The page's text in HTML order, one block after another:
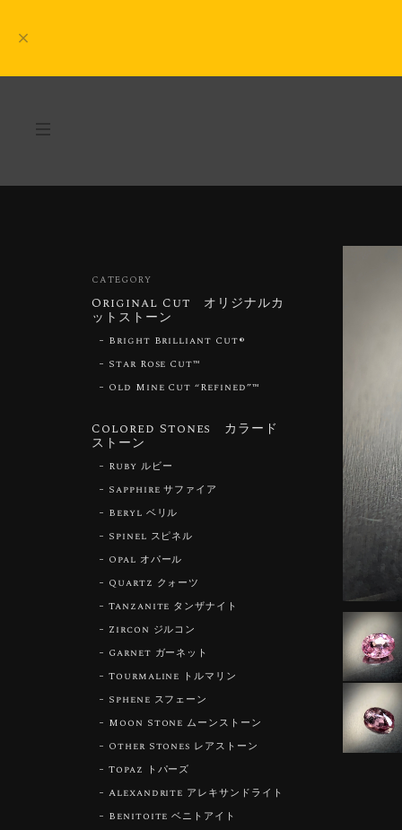
CATEGORY
Original Cut オリジナルカ
ットストーン
Bright Brilliant Cut®︎
Star Rose Cut™︎
Old Mine Cut “Refined”™︎
Colored Stones カラード
ストーン
Ruby ルビー
Sapphire サファイア
Beryl ベリル
Spinel スピネル
Opal オパール
Quartz クォーツ
Tanzanite タンザナイト
Zircon ジルコン
Garnet ガーネット
Tourmaline トルマリン
Sphene スフェーン
Moon Stone ムーンストーン
Other Stones レアストーン
Topaz トパーズ
Alexandrite アレキサンドライト
Benitoite ベニトアイト